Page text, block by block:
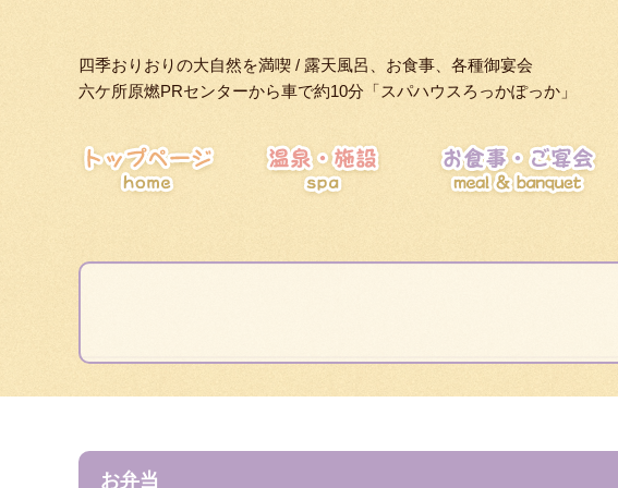
四季おりおりの大自然を満喫 / 露天風呂、お食事、各種御宴会
六ケ所原燃PRセンターから車で約10分「スパハウスろっかぽっか」
HOME 温泉・施設
お弁当